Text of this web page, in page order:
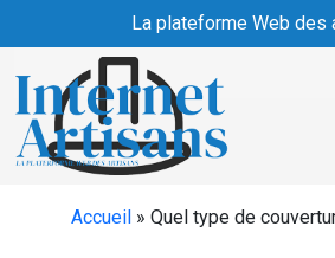
Skip to main contentLa plateforme Web des
Accueil » Quel type de